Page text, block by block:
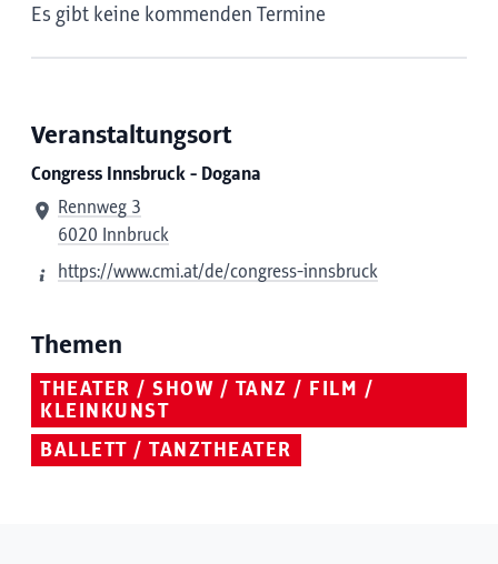
Es gibt keine kommenden Termine
Veranstaltungsort
Congress Innsbruck - Dogana
Rennweg 3
6020 Innbruck
https://www.cmi.at/de/congress-innsbruck
Themen
THEATER / SHOW / TANZ / FILM /
KLEINKUNST
BALLETT / TANZTHEATER